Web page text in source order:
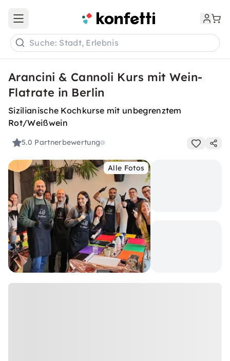
Open main menu
Suche: Stadt, Erlebnis
Arancini & Cannoli Kurs mit Wein-
Flatrate in Berlin
Sizilianische Kochkurse mit unbegrenztem
Rot/Weißwein
5.0 Partnerbewertung
Alle Fotos